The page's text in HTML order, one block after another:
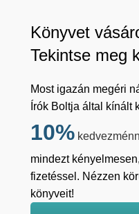
Könyvet
Tekintse meg
Most igazán megéri
Írók Boltja által kínált
10%
mindezt
fizetéssel. Nézzen
könyveit!